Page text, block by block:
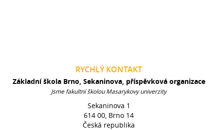
RYCHLÝ KONTAKT
Základní škola Brno, Sekaninova, příspěvková organizace
Jsme fakultní školou Masarykovy univerzity
Sekaninova 1
614 00, Brno 14
Česká republika